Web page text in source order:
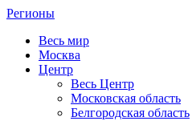
Регионы
Весь мир
Москва
Центр
Весь Центр
Московская область
Белгородская область